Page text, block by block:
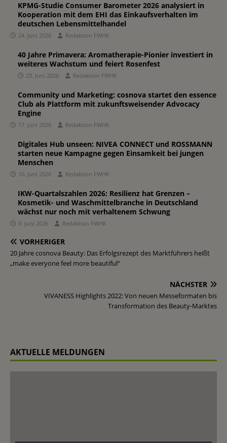
KPMG-Studie Consumer Barometer 2026 analysiert in
Kooperation mit dem EHI das Einkaufsverhalten im
deutschen Lebensmittelhandel
24. Juni 2026 Redaktion FWHK
40 Jahre Primavera: Aromatherapie-Pionier investiert in
weiteres Wachstum und feiert Rosenfest
23. Juni 2026 Redaktion FWHK
Community und Marketing: cosnova startet den essence
Club als Plattform mit zukunftsweisender Advocacy
Engine
17. Juni 2026 Redaktion FWHK
Digitales Hub unseen: NIVEA CONNECT und ROSSMANN
starten neue Kampagne gegen Einsamkeit bei jungen
Menschen
10. Juni 2026 Redaktion FWHK
IKW-Quartalszahlen 2026: Resilienz hat Grenzen –
Kosmetik- und Waschmittelbranche in Deutschland
wächst nur noch mit verhaltenem Schwung
9. Juni 2026 Redaktion FWHK
VORHERIGER
20 Jahre cosnova Beauty: Das Erfolgsrezept des Marktführers heißt
„make everyone feel more beautiful“
NÄCHSTER
VIVANESS Highlights 2022: Von neuen Messeformaten bis
Transformation des Beauty-Marktes
AKTUELLE MELDUNGEN